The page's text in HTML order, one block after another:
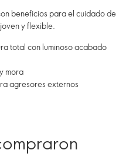
beneficios para el cuidado de
y flexible.
total con luminoso acabado
mora
agresores externos